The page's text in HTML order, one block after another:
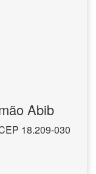
Abib
18.209-030